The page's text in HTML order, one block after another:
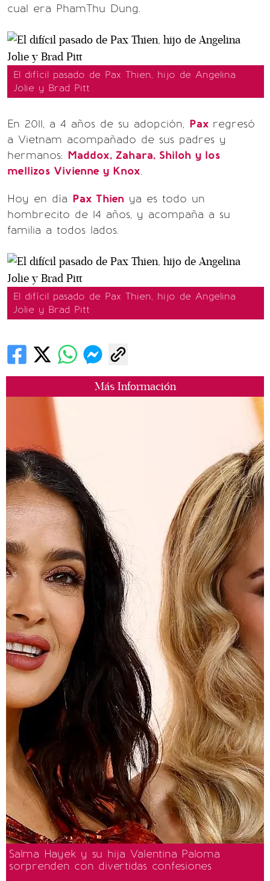
Más Información
Salma Hayek y su hija Valentina Paloma
sorprenden con divertidas confesiones
cual era PhamThu Dung.
El difícil pasado de Pax Thien, hijo de Angelina
Jolie y Brad Pitt
En 2011, a 4 años de su adopción, Pax regresó
a Vietnam acompañado de sus padres y
hermanos: Maddox, Zahara, Shiloh y los
mellizos Vivienne y Knox.
Hoy en día Pax Thien ya es todo un
hombrecito de 14 años, y acompaña a su
familia a todos lados.
El difícil pasado de Pax Thien, hijo de Angelina
Jolie y Brad Pitt